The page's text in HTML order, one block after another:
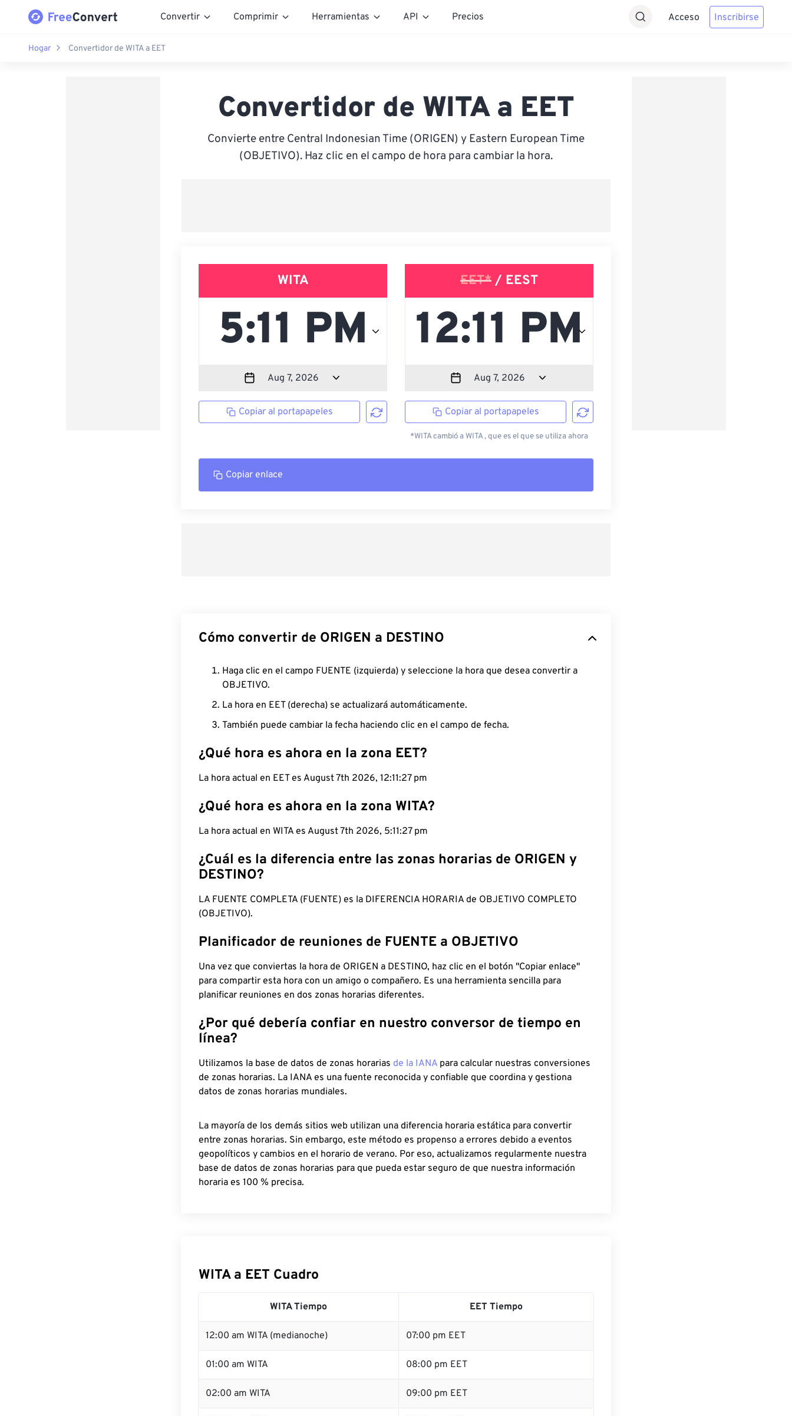
Convertir Comprimir Herramientas API Precios Acceso Inscribirse
Hogar Convertidor de WITA a EET
Convertidor de WITA a EET
Convierte entre Central Indonesian Time (ORIGEN) y Eastern European Time
(OBJETIVO). Haz clic en el campo de hora para cambiar la hora.
WITA
Copiar al portapapeles
EET* / EEST
Copiar al portapapeles
*WITA cambió a WITA , que es el que se utiliza ahora
Copiar enlace
Cómo convertir de ORIGEN a DESTINO
Haga clic en el campo FUENTE (izquierda) y seleccione la hora que desea convertir a
OBJETIVO.
La hora en EET (derecha) se actualizará automáticamente.
También puede cambiar la fecha haciendo clic en el campo de fecha.
¿Qué hora es ahora en la zona EET?
La hora actual en EET es August 7th 2026, 12:11:28 pm
¿Qué hora es ahora en la zona WITA?
La hora actual en WITA es August 7th 2026, 5:11:28 pm
¿Cuál es la diferencia entre las zonas horarias de ORIGEN y
DESTINO?
LA FUENTE COMPLETA (FUENTE) es la DIFERENCIA HORARIA de OBJETIVO COMPLETO
(OBJETIVO).
Planificador de reuniones de FUENTE a OBJETIVO
Una vez que conviertas la hora de ORIGEN a DESTINO, haz clic en el botón "Copiar enlace"
para compartir esta hora con un amigo o compañero. Es una herramienta sencilla para
planificar reuniones en dos zonas horarias diferentes.
¿Por qué debería confiar en nuestro conversor de tiempo en
línea?
Utilizamos la base de datos de zonas horarias de la IANA para calcular nuestras conversiones
de zonas horarias. La IANA es una fuente reconocida y confiable que coordina y gestiona
datos de zonas horarias mundiales.
La mayoría de los demás sitios web utilizan una diferencia horaria estática para convertir
entre zonas horarias. Sin embargo, este método es propenso a errores debido a eventos
geopolíticos y cambios en el horario de verano. Por eso, actualizamos regularmente nuestra
base de datos de zonas horarias para que pueda estar seguro de que nuestra información
horaria es 100 % precisa.
WITA a EET Cuadro
WITA Tiempo EET Tiempo
12:00 am WITA (medianoche) 07:00 pm EET
01:00 am WITA 08:00 pm EET
02:00 am WITA 09:00 pm EET